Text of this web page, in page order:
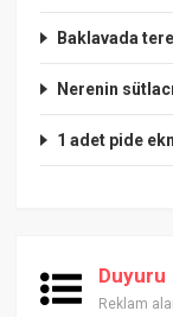
Baklavada
Nerenin
1 adet pide
Duyuru
Reklam